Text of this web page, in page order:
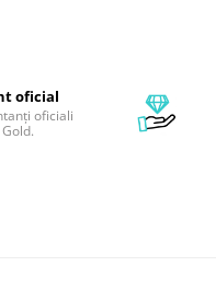
oficial
oficiali